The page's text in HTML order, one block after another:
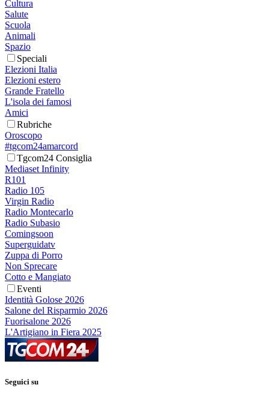
Cultura
Salute
Scuola
Animali
Spazio
Speciali
Elezioni Italia
Elezioni estero
Grande Fratello
L'isola dei famosi
Amici
Rubriche
Oroscopo
#tgcom24amarcord
Tgcom24 Consiglia
Mediaset Infinity
R101
Radio 105
Virgin Radio
Radio Montecarlo
Radio Subasio
Comingsoon
Superguidatv
Zuppa di Porro
Non Sprecare
Cotto e Mangiato
Eventi
Identità Golose 2026
Salone del Risparmio 2026
Fuorisalone 2026
L'Artigiano in Fiera 2025
Seguici su